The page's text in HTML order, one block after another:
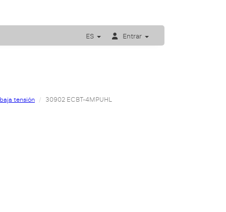
ES Entrar
tensión 30902 ECBT-4MPUHL